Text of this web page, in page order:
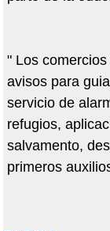
" Los
avisos para
servicio de
refugios,
salvamento,
primeros